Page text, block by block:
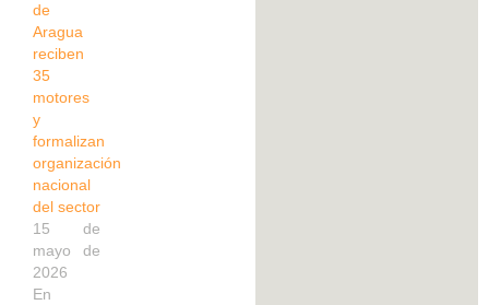
de
Aragua
reciben
35
motores
y
formalizan
organización
nacional
del sector
15 de
mayo de
2026
En